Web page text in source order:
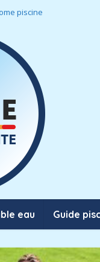
piscine
eau Guide